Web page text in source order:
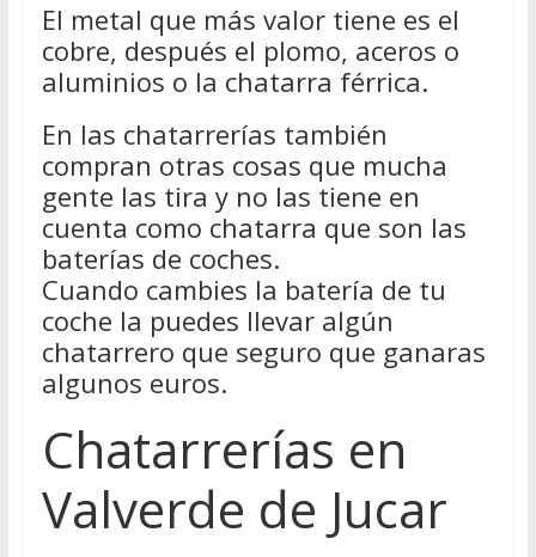
El metal que más valor tiene es el
cobre, después el plomo, aceros o
aluminios o la chatarra férrica.
En las chatarrerías también
compran otras cosas que mucha
gente las tira y no las tiene en
cuenta como chatarra que son las
baterías de coches.
Cuando cambies la batería de tu
coche la puedes llevar algún
chatarrero que seguro que ganaras
algunos euros.
Chatarrerías en
Valverde de Jucar